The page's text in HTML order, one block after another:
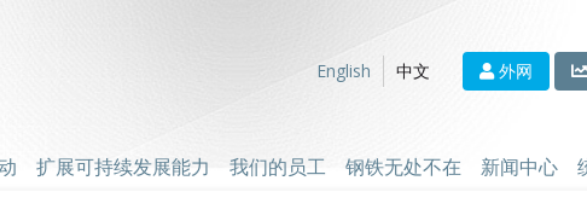
English 中文 外网
扩展可持续发展能力 我们的员工 钢铁无处不在 新闻中心